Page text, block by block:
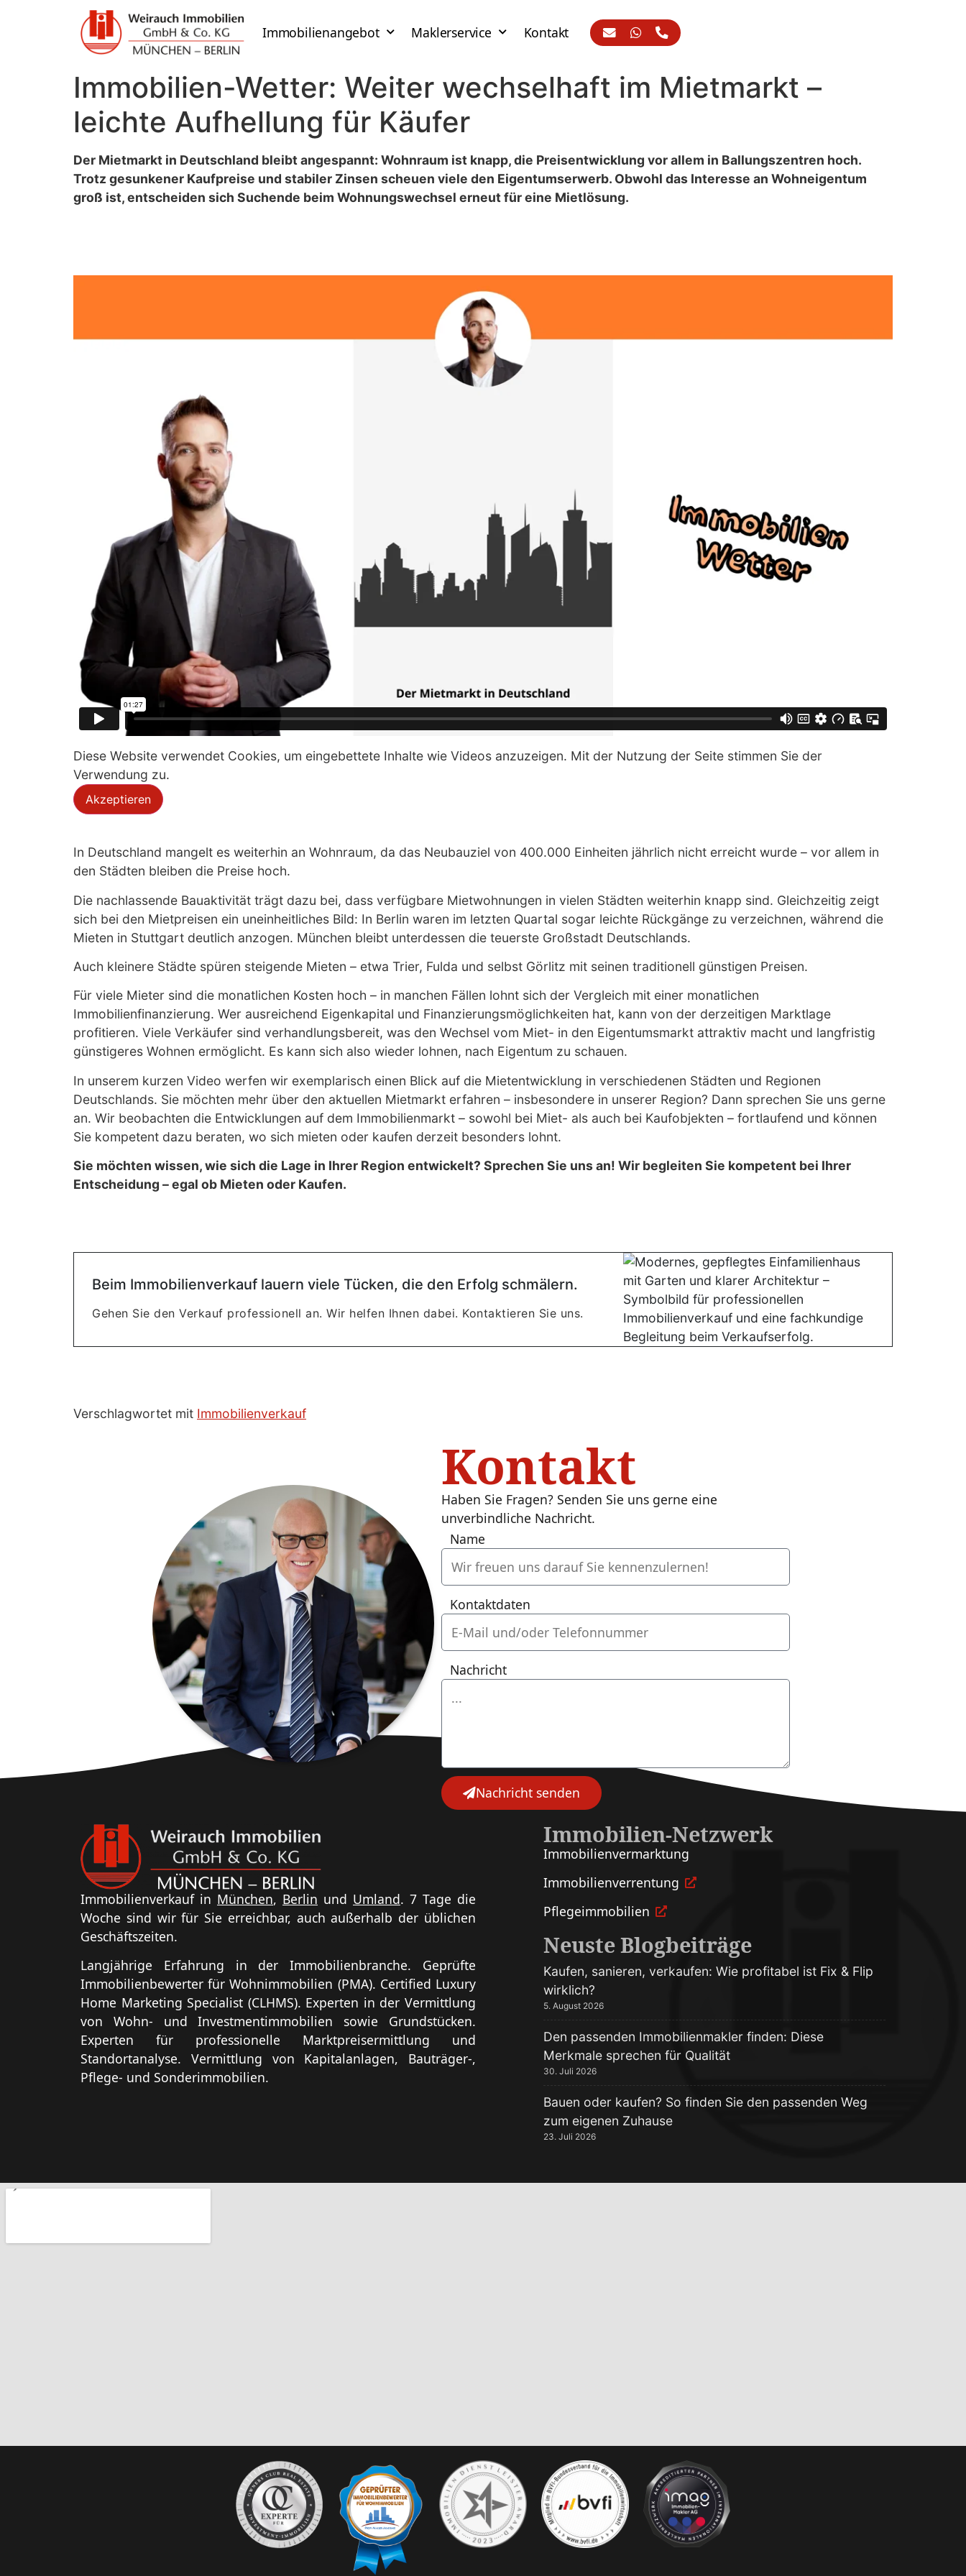
Immobilienangebot Maklerservice Kontakt +49 171 / 685 08 80
Immobilien-Wetter: Weiter wechselhaft im Mietmarkt –
leichte Aufhellung für Käufer
Der Mietmarkt in Deutschland bleibt angespannt: Wohnraum ist knapp, die Preisentwicklung vor allem in Ballungszentren hoch.
Trotz gesunkener Kaufpreise und stabiler Zinsen scheuen viele den Eigentumserwerb. Obwohl das Interesse an Wohneigentum
groß ist, entscheiden sich Suchende beim Wohnungswechsel erneut für eine Mietlösung.
Diese Website verwendet Cookies, um eingebettete Inhalte wie Videos anzuzeigen. Mit der Nutzung der Seite stimmen Sie der
Verwendung zu.
Akzeptieren
In Deutschland mangelt es weiterhin an Wohnraum, da das Neubauziel von 400.000 Einheiten jährlich nicht erreicht wurde – vor allem in
den Städten bleiben die Preise hoch.
Die nachlassende Bauaktivität trägt dazu bei, dass verfügbare Mietwohnungen in vielen Städten weiterhin knapp sind. Gleichzeitig zeigt
sich bei den Mietpreisen ein uneinheitliches Bild: In Berlin waren im letzten Quartal sogar leichte Rückgänge zu verzeichnen, während die
Mieten in Stuttgart deutlich anzogen. München bleibt unterdessen die teuerste Großstadt Deutschlands.
Auch kleinere Städte spüren steigende Mieten – etwa Trier, Fulda und selbst Görlitz mit seinen traditionell günstigen Preisen.
Für viele Mieter sind die monatlichen Kosten hoch – in manchen Fällen lohnt sich der Vergleich mit einer monatlichen
Immobilienfinanzierung. Wer ausreichend Eigenkapital und Finanzierungsmöglichkeiten hat, kann von der derzeitigen Marktlage
profitieren. Viele Verkäufer sind verhandlungsbereit, was den Wechsel vom Miet- in den Eigentumsmarkt attraktiv macht und langfristig
günstigeres Wohnen ermöglicht. Es kann sich also wieder lohnen, nach Eigentum zu schauen.
In unserem kurzen Video werfen wir exemplarisch einen Blick auf die Mietentwicklung in verschiedenen Städten und Regionen
Deutschlands. Sie möchten mehr über den aktuellen Mietmarkt erfahren – insbesondere in unserer Region? Dann sprechen Sie uns gerne
an. Wir beobachten die Entwicklungen auf dem Immobilienmarkt – sowohl bei Miet- als auch bei Kaufobjekten – fortlaufend und können
Sie kompetent dazu beraten, wo sich mieten oder kaufen derzeit besonders lohnt.
Sie möchten wissen, wie sich die Lage in Ihrer Region entwickelt? Sprechen Sie uns an! Wir begleiten Sie kompetent bei Ihrer
Entscheidung – egal ob Mieten oder Kaufen.
Beim Immobilienverkauf lauern viele Tücken, die den Erfolg schmälern.
Gehen Sie den Verkauf professionell an. Wir helfen Ihnen dabei. Kontaktieren Sie uns.
Verschlagwortet mit Immobilienverkauf
Kontakt
Haben Sie Fragen? Senden Sie uns gerne eine
unverbindliche Nachricht.
Name
Kontaktdaten
Nachricht
Nachricht senden
Immobilienverkauf in München, Berlin und Umland. 7 Tage die
Woche sind wir für Sie erreichbar, auch außerhalb der üblichen
Geschäftszeiten.
Langjährige Erfahrung in der Immobilienbranche. Geprüfte
Immobilienbewerter für Wohnimmobilien (PMA). Certified Luxury
Home Marketing Specialist (CLHMS). Experten in der Vermittlung
von Wohn- und Investmentimmobilien sowie Grundstücken.
Experten für professionelle Marktpreisermittlung und
Standortanalyse. Vermittlung von Kapitalanlagen, Bauträger-,
Pflege- und Sonderimmobilien.
Immobilien-Netzwerk
Immobilien­vermarktung
Immobilien­verrentung
Pflege­immobilien
Neuste Blogbeiträge
Kaufen, sanieren, verkaufen: Wie profitabel ist Fix & Flip
wirklich?
5. August 2026
Den passenden Immobilienmakler finden: Diese
Merkmale sprechen für Qualität
30. Juli 2026
Bauen oder kaufen? So finden Sie den passenden Weg
zum eigenen Zuhause
23. Juli 2026